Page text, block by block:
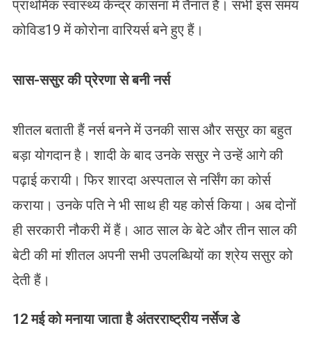
प्राथमिक स्वास्थ्य केन्द्र कासना में तैनात हैं। सभी इस समय
कोविड19 में कोरोना वारियर्स बने हुए हैं।
सास-ससुर की प्रेरणा से बनी नर्स
शीतल बताती हैं नर्स बनने में उनकी सास और ससुर का बहुत
बड़ा योगदान है। शादी के बाद उनके ससुर ने उन्हें आगे की
पढ़ाई करायी। फिर शारदा अस्पताल से नर्सिंग का कोर्स
कराया। उनके पति ने भी साथ ही यह कोर्स किया। अब दोनों
ही सरकारी नौकरी में हैं। आठ साल के बेटे और तीन साल की
बेटी की मां शीतल अपनी सभी उपलब्धियों का श्रेय ससुर को
देती हैं।
12 मई को मनाया जाता है अंतरराष्ट्रीय नर्सेज डे